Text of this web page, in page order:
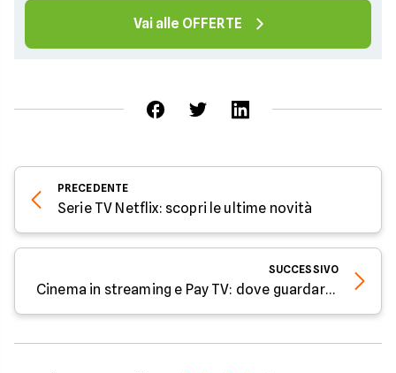
Vai alle OFFERTE
PRECEDENTE
Serie TV Netflix: scopri le ultime novità
SUCCESSIVO
Cinema in streaming e Pay TV: dove guardare i tuoi film preferiti